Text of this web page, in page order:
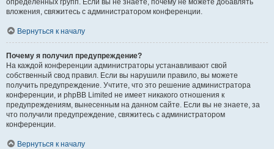
определённых групп. Если вы не знаете, почему не можете добавлять
вложения, свяжитесь с администратором конференции.
Вернуться к началу
Почему я получил предупреждение?
На каждой конференции администраторы устанавливают свой
собственный свод правил. Если вы нарушили правило, вы можете
получить предупреждение. Учтите, что это решение администратора
конференции, и phpBB Limited не имеет никакого отношения к
предупреждениям, вынесенным на данном сайте. Если вы не знаете, за
что получили предупреждение, свяжитесь с администратором
конференции.
Вернуться к началу